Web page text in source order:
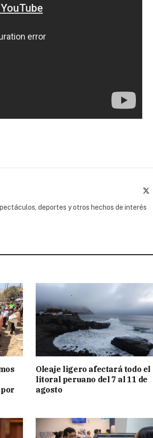
deportes y otros hechos de interés
Oleaje ligero afectará todo el
litoral peruano del 7 al 11 de
agosto